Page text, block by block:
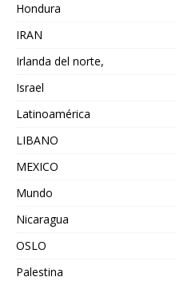
Hondura
IRAN
Irlanda del norte,
Israel
Latinoamérica
LIBANO
MEXICO
Mundo
Nicaragua
OSLO
Palestina